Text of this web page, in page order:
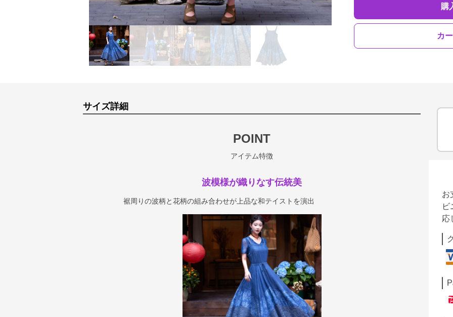
購
カ
サイズ詳細
POINT
アイテム特徴
波模様が織りなす伝統美
裾周りの波柄と花柄の組み合わせが上品な和テイストを演出
お
ビ
応